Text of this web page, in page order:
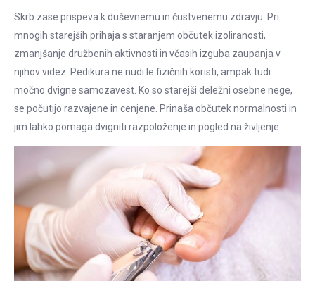
Skrb zase prispeva k duševnemu in čustvenemu zdravju. Pri
mnogih starejših prihaja s staranjem občutek izoliranosti,
zmanjšanje družbenih aktivnosti in včasih izguba zaupanja v
njihov videz. Pedikura ne nudi le fizičnih koristi, ampak tudi
močno dvigne samozavest. Ko so starejši deležni osebne nege,
se počutijo razvajene in cenjene. Prinaša občutek normalnosti in
jim lahko pomaga dvigniti razpoloženje in pogled na življenje.